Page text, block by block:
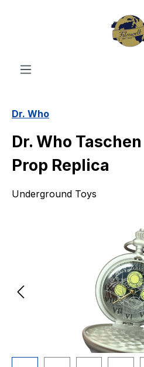
Dr. Who
Dr. Who
Prop Replica
Underground Toys